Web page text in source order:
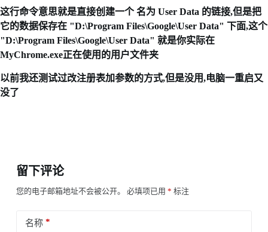
这行命令意思就是直接创建一个 名为 User Data 的链接,但是把
它的数据保存在 "D:\Program Files\Google\User Data" 下面,这个
"D:\Program Files\Google\User Data" 就是你实际在
MyChrome.exe正在使用的用户文件夹
以前我还测试过改注册表加参数的方式,但是没用,电脑一重启又
没了
留下评论
您的电子邮箱地址不会被公开。 必填项已用 * 标注
名称*